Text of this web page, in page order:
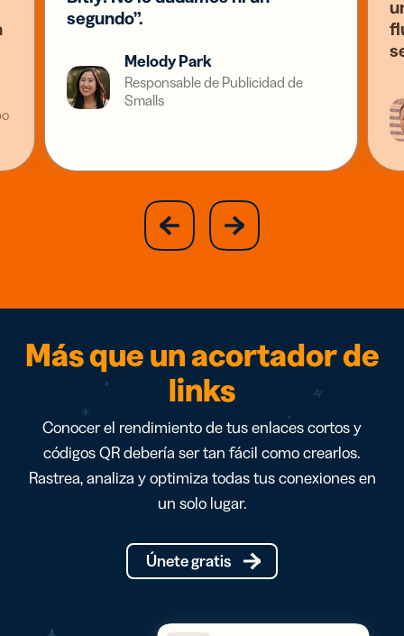
segundo”.
Melody Park
Responsable de Publicidad de
Smalls
previous
slide
next
slide
Más que un acortador de
links
Conocer el rendimiento de tus enlaces cortos y
códigos QR debería ser tan fácil como crearlos.
Rastrea, analiza y optimiza todas tus conexiones en
un solo lugar.
Únete gratis